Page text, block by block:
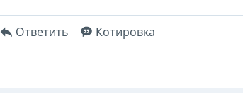
Ответить Котировка